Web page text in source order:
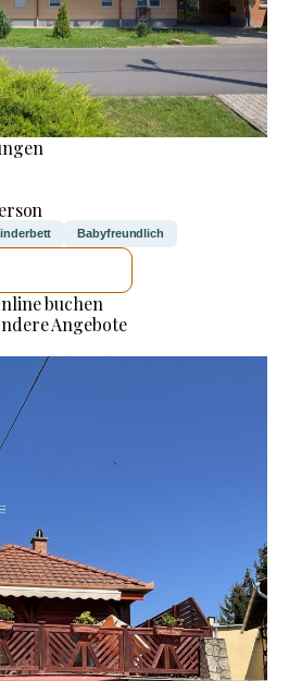
Babyfreundlich
buchen
Angebote